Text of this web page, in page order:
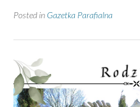
Posted in Gazetka Parafialna